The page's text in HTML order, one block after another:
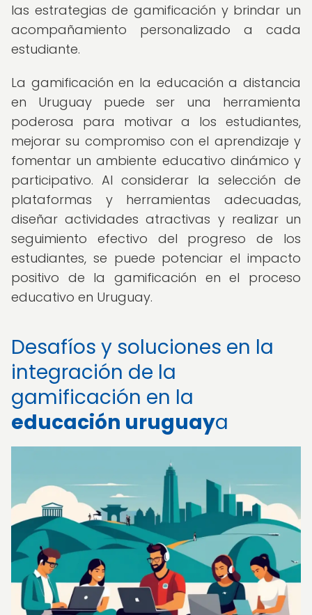
las estrategias de gamificación y brindar un
acompañamiento personalizado a cada
estudiante.
La gamificación en la educación a distancia
en Uruguay puede ser una herramienta
poderosa para motivar a los estudiantes,
mejorar su compromiso con el aprendizaje y
fomentar un ambiente educativo dinámico y
participativo. Al considerar la selección de
plataformas y herramientas adecuadas,
diseñar actividades atractivas y realizar un
seguimiento efectivo del progreso de los
estudiantes, se puede potenciar el impacto
positivo de la gamificación en el proceso
educativo en Uruguay.
Desafíos y soluciones en la
integración de la
gamificación en la
educación uruguaya